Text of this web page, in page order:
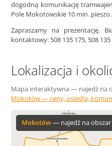
dogodną komunikację
Pole Mokotowskie 10 min. pieszo.
Zapraszamy na prezentację.
kontaktowy: 508 135 175, 508 135
Lokalizacja i
Mapa interaktywna — najedź na
Mokotów — ceny, osiedla,
Pole Mokotowskie
Politechnika
Mokotów— najedź na obszar